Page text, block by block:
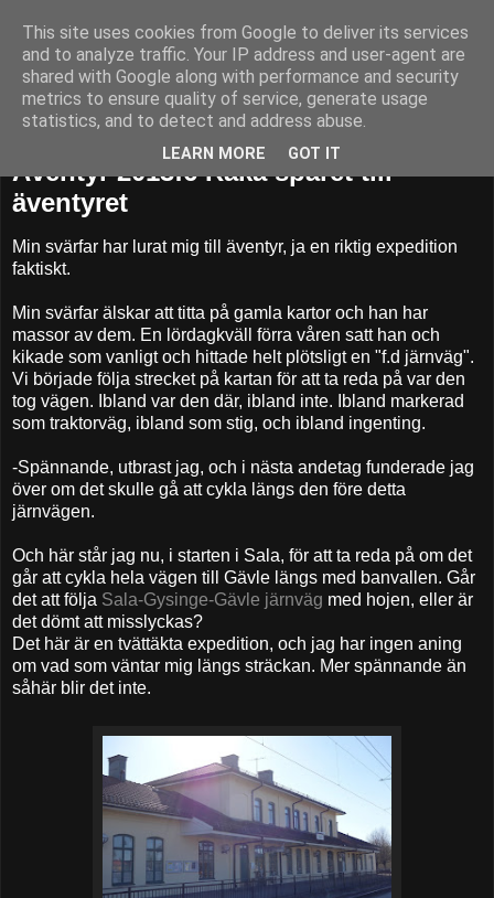
52adventures
Äventyr 2013:6 Raka spåret till
äventyret
Min svärfar har lurat mig till äventyr, ja en riktig expedition
faktiskt.
Min svärfar älskar att titta på gamla kartor och han har
massor av dem. En lördagkväll förra våren satt han och
kikade som vanligt och hittade helt plötsligt en "f.d järnväg".
Vi började följa strecket på kartan för att ta reda på var den
tog vägen. Ibland var den där, ibland inte. Ibland markerad
som traktorväg, ibland som stig, och ibland ingenting.
-Spännande, utbrast jag, och i nästa andetag funderade jag
över om det skulle gå att cykla längs den före detta
järnvägen.
Och här står jag nu, i starten i Sala, för att ta reda på om det
går att cykla hela vägen till Gävle längs med banvallen. Går
det att följa Sala-Gysinge-Gävle järnväg med hojen, eller är
det dömt att misslyckas?
Det här är en tvättäkta expedition, och jag har ingen aning
om vad som väntar mig längs sträckan. Mer spännande än
såhär blir det inte.
This site uses cookies from Google to deliver its services
and to analyze traffic. Your IP address and user-agent are
shared with Google along with performance and security
metrics to ensure quality of service, generate usage
statistics, and to detect and address abuse.
LEARN MORE GOT IT